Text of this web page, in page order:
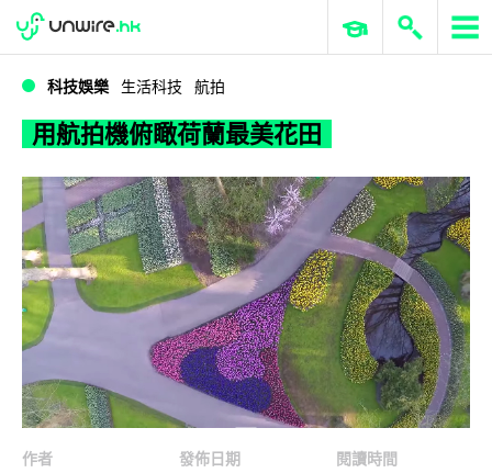
用航拍機俯瞰荷蘭最美花田
WWDC 2026 ERP 與商業 AI
科技娛樂 生活科技 航拍
用航拍機俯瞰荷蘭最美花田
作者
發佈日期
閱讀時間